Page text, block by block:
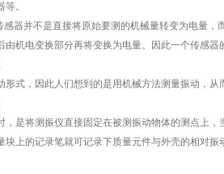
。
器并不是直接将原始要测的机械量转变为电量
由机电变换部分再将变换为电量。因此一个传感
形式，因此人们想到的是用机械方法测量振动，从
，是将测振仪直接固定在被测振动物体的测点上
块上的记录笔就可记录下质量元件与外壳的相对